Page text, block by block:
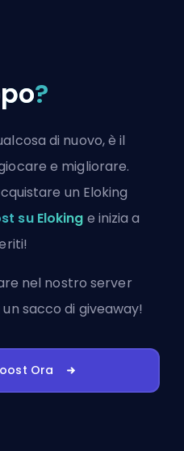
?
di nuovo, è il
e migliorare.
un Eloking
su Eloking e inizia a
nel nostro server
sacco di giveaway!
Ora